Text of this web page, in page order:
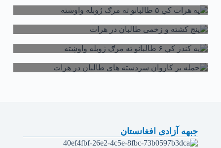
توسط ادمین وبسایت ۴ بهمن ۱۴۰۳
توسط ادمین وبسایت ۲۵ دی ۱۴۰۳
توسط ادمین وبسایت ۱۷ دی ۱۴۰۳
جبهه آزادی افغانستان